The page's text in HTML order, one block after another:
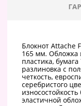
Блокнот Attache
165 мм. Обложка
пластика,
разлиновка с
четкость,
серебристого
эластичной